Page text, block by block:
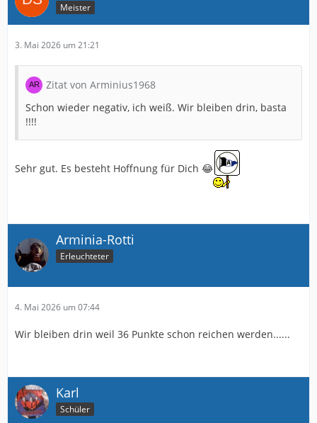
Meister
3. Mai 2026 um 21:21
Zitat von Arminius1968
Schon wieder negativ, ich weiß. Wir bleiben drin, basta
!!!!
Sehr gut. Es besteht Hoffnung für Dich 😂
Arminia-Rotti
Erleuchteter
4. Mai 2026 um 07:44
Wir bleiben drin weil 36 Punkte schon reichen werden......
Karl
Schüler